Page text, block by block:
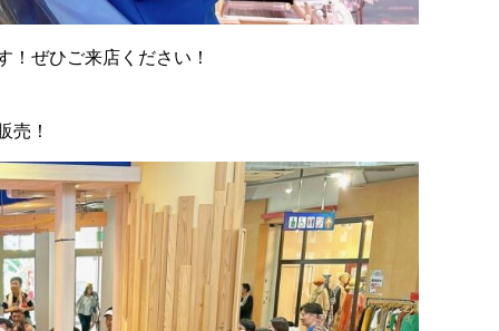
ぜひご来店ください！
売！